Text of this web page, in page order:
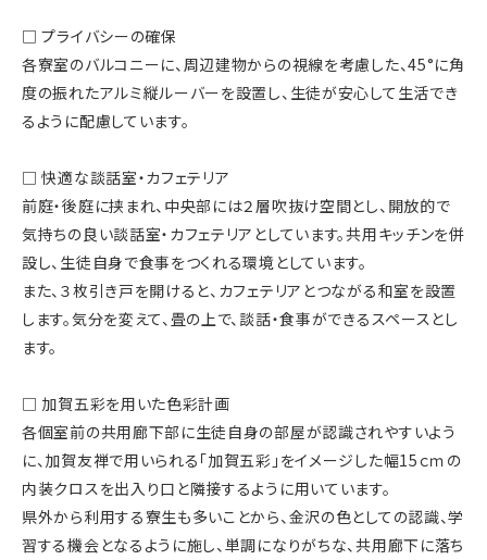
□ プライバシーの確保
各寮室のバルコニーに、周辺建物からの視線を考慮した、45°に角
度の振れたアルミ縦ルーバーを設置し、生徒が安心して生活でき
るように配慮しています。
□ 快適な談話室・カフェテリア
前庭・後庭に挟まれ、中央部には２層吹抜け空間とし、開放的で
気持ちの良い談話室・カフェテリアとしています。共用キッチンを併
設し、生徒自身で食事をつくれる環境としています。
また、３枚引き戸を開けると、カフェテリアとつながる和室を設置
します。気分を変えて、畳の上で、談話・食事ができるスペースとし
ます。
□ 加賀五彩を用いた色彩計画
各個室前の共用廊下部に生徒自身の部屋が認識されやすいよう
に、加賀友禅で用いられる「加賀五彩」をイメージした幅15ｃｍの
内装クロスを出入り口と隣接するように用いています。
県外から利用する寮生も多いことから、金沢の色としての認識、学
習する機会となるように施し、単調になりがちな、共用廊下に落ち